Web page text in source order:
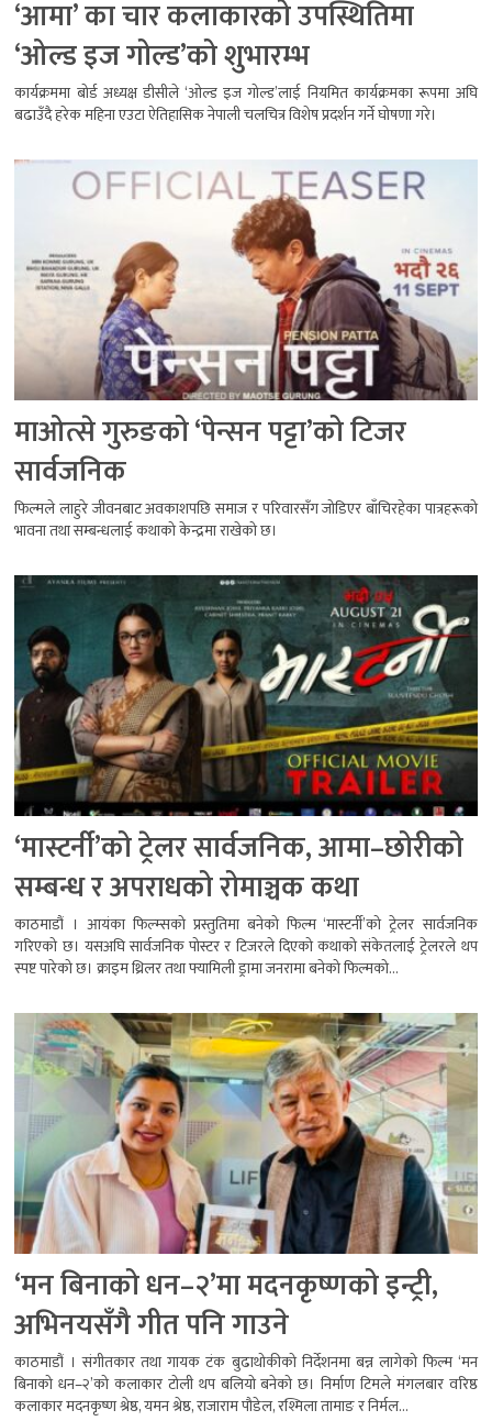
‘आमा’ का चार कलाकारको उपस्थितिमा
‘ओल्ड इज गोल्ड’को शुभारम्भ
कार्यक्रममा बोर्ड अध्यक्ष डीसीले ‘ओल्ड इज गोल्ड’लाई नियमित कार्यक्रमका रूपमा अघि
बढाउँदै हरेक महिना एउटा ऐतिहासिक नेपाली चलचित्र विशेष प्रदर्शन गर्ने घोषणा गरे।
माओत्से गुरुङको ‘पेन्सन पट्टा’को टिजर
सार्वजनिक
फिल्मले लाहुरे जीवनबाट अवकाशपछि समाज र परिवारसँग जोडिएर बाँचिरहेका पात्रहरूको
भावना तथा सम्बन्धलाई कथाको केन्द्रमा राखेको छ।
‘मास्टर्नी’को ट्रेलर सार्वजनिक, आमा–छोरीको
सम्बन्ध र अपराधको रोमाञ्चक कथा
काठमाडौं । आयंका फिल्म्सको प्रस्तुतिमा बनेको फिल्म ‘मास्टर्नी’को ट्रेलर सार्वजनिक
गरिएको छ। यसअघि सार्वजनिक पोस्टर र टिजरले दिएको कथाको संकेतलाई ट्रेलरले थप
स्पष्ट पारेको छ। क्राइम थ्रिलर तथा फ्यामिली ड्रामा जनरामा बनेको फिल्मको...
‘मन बिनाको धन–२’मा मदनकृष्णको इन्ट्री,
अभिनयसँगै गीत पनि गाउने
काठमाडौं । संगीतकार तथा गायक टंक बुढाथोकीको निर्देशनमा बन्न लागेको फिल्म ‘मन
बिनाको धन–२’को कलाकार टोली थप बलियो बनेको छ। निर्माण टिमले मंगलबार वरिष्ठ
कलाकार मदनकृष्ण श्रेष्ठ, यमन श्रेष्ठ, राजाराम पौडेल, रश्मिला तामाङ र निर्मल...